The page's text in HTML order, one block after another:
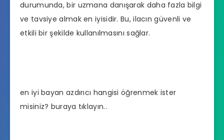
durumunda, bir uzmana danışarak daha fazla bilgi
ve tavsiye almak en iyisidir. Bu, ilacın güvenli ve
etkili bir şekilde kullanılmasını sağlar.
en iyi bayan azdırıcı hangisi öğrenmek ister
misiniz? buraya tıklayın..